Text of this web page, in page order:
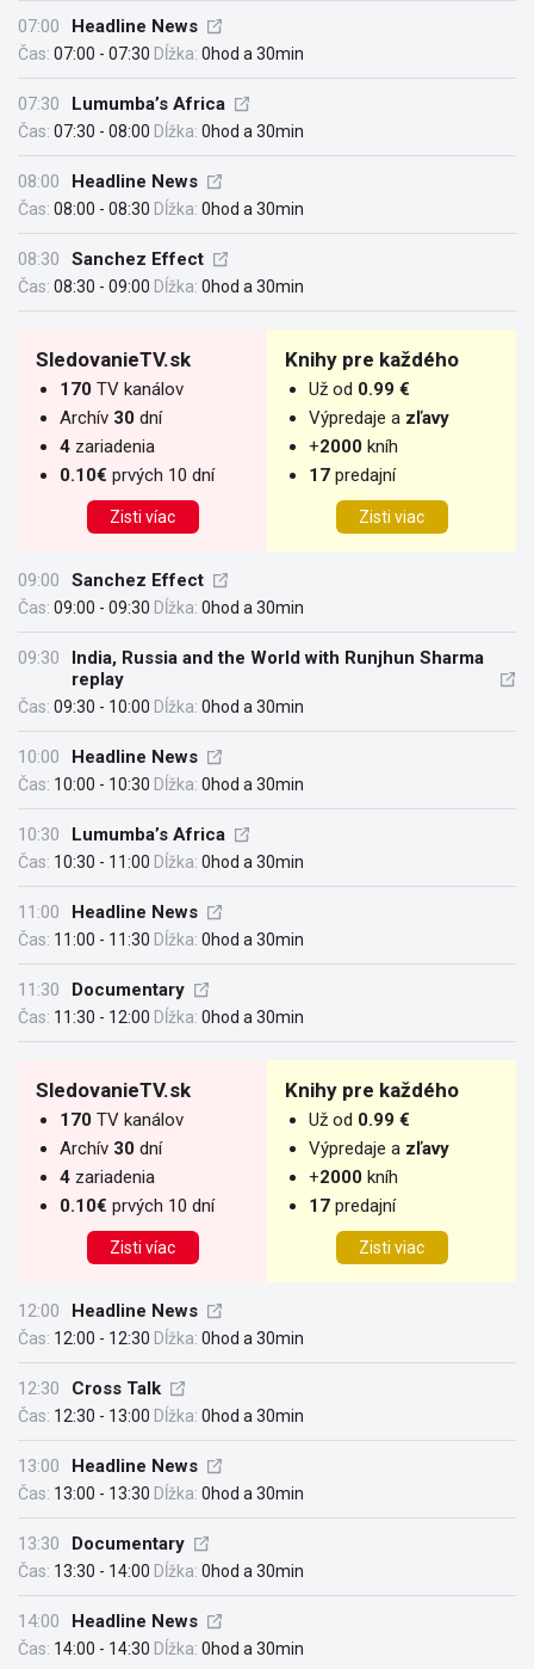
07:00 Headline News
Čas: 07:00 - 07:30 Dĺžka: 0hod a 30min
07:30 Lumumba’s Africa
Čas: 07:30 - 08:00 Dĺžka: 0hod a 30min
08:00 Headline News
Čas: 08:00 - 08:30 Dĺžka: 0hod a 30min
08:30 Sanchez Effect
Čas: 08:30 - 09:00 Dĺžka: 0hod a 30min
SledovanieTV.sk
170 TV kanálov
Archív 30 dní
4 zariadenia
0.10€ prvých 10 dní
Zisti víac
Knihy pre každého
Už od 0.99 €
Výpredaje a zľavy
+2000 kníh
17 predajní
Zisti viac
09:00 Sanchez Effect
Čas: 09:00 - 09:30 Dĺžka: 0hod a 30min
09:30
India, Russia and the World with Runjhun Sharma
replay
Čas: 09:30 - 10:00 Dĺžka: 0hod a 30min
10:00 Headline News
Čas: 10:00 - 10:30 Dĺžka: 0hod a 30min
10:30 Lumumba’s Africa
Čas: 10:30 - 11:00 Dĺžka: 0hod a 30min
11:00 Headline News
Čas: 11:00 - 11:30 Dĺžka: 0hod a 30min
11:30 Documentary
Čas: 11:30 - 12:00 Dĺžka: 0hod a 30min
SledovanieTV.sk
170 TV kanálov
Archív 30 dní
4 zariadenia
0.10€ prvých 10 dní
Zisti víac
Knihy pre každého
Už od 0.99 €
Výpredaje a zľavy
+2000 kníh
17 predajní
Zisti viac
12:00 Headline News
Čas: 12:00 - 12:30 Dĺžka: 0hod a 30min
12:30 Cross Talk
Čas: 12:30 - 13:00 Dĺžka: 0hod a 30min
13:00 Headline News
Čas: 13:00 - 13:30 Dĺžka: 0hod a 30min
13:30 Documentary
Čas: 13:30 - 14:00 Dĺžka: 0hod a 30min
14:00 Headline News
Čas: 14:00 - 14:30 Dĺžka: 0hod a 30min